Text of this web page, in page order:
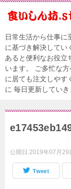
日常生活から仕事に
に基づき解決してい
あると便利なお役立
います。 ご多忙な
に居ても注文しやす
に 毎日更新していき
公開日:2019年07月29
Tweet